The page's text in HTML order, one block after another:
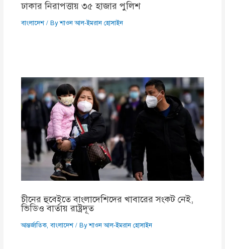
ঢাকার নিরাপত্তায় ৩৫ হাজার পুলিশ
বাংলাদেশ/ Byশাওন আল-ইমরান হোসাইন
চীনের হুবেইতে বাংলাদেশিদের খাবারের সংকট নেই,
ভিডিও বার্তায় রাষ্ট্রদূত
আন্তর্জাতিক,বাংলাদেশ/ Byশাওন আল-ইমরান হোসাইন